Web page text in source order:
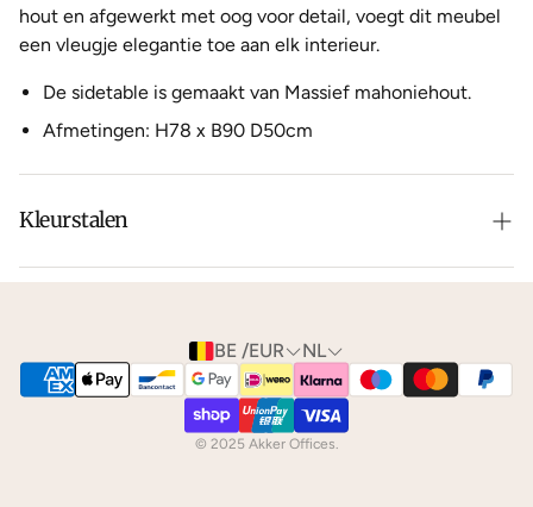
hout en afgewerkt met oog voor detail, voegt dit meubel
een vleugje elegantie toe aan elk interieur.
De sidetable is gemaakt van Massief mahoniehout.
Afmetingen: H78 x B90 D50cm
Kleurstalen
Is de leer of hout kleur net niet zoals je het in gedachten
We kunnen je gratiskleurstalentoesturen via de post.
BE /EUR NL
© 2025 Akker Offices.